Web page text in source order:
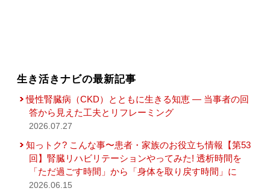
生き活きナビの最新記事
慢性腎臓病（CKD）とともに生きる知恵 — 当事者の回
答から見えた工夫とリフレーミング
2026.07.27
知っトク? こんな事〜患者・家族のお役立ち情報【第53
回】腎臓リハビリテーションやってみた! 透析時間を
「ただ過ごす時間」から「身体を取り戻す時間」に
2026.06.15